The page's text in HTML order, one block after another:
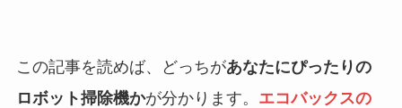
この記事を読めば、どっちがあなたにぴったりの
ロボット掃除機かが分かります。 エコバックスの